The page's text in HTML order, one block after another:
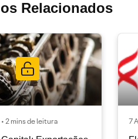
Relacionados
2 mins de leitura 7